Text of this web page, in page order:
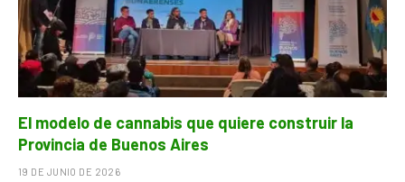
El modelo de cannabis que quiere construir la
Provincia de Buenos Aires
19 DE JUNIO DE 2026